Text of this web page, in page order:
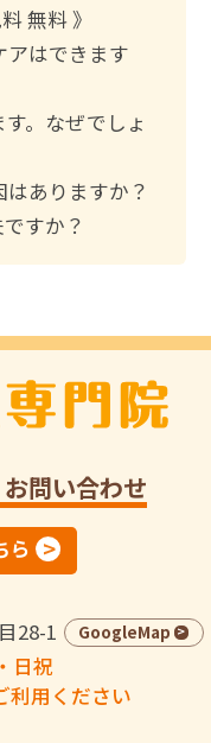
無料 》
アはできます
。なぜでしょ
ありますか？
すか？
問い合わせ
ら
28-1
GoogleMap
日祝
利用ください